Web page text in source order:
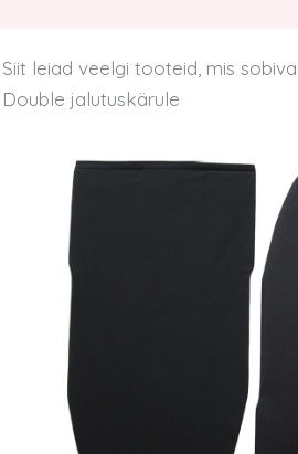
Siit leiad veelgi tooteid, mis
Double jalutuskärule